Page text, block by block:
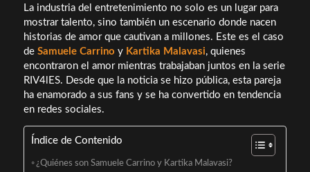
La industria del entretenimiento no solo es un lugar para
mostrar talento, sino también un escenario donde nacen
historias de amor que cautivan a millones. Este es el caso
de Samuele Carrino y Kartika Malavasi, quienes
encontraron el amor mientras trabajaban juntos en la serie
RIV4lES. Desde que la noticia se hizo pública, esta pareja
ha enamorado a sus fans y se ha convertido en tendencia
en redes sociales.
Índice de Contenido
¿Quiénes son Samuele Carrino y Kartika Malavasi?